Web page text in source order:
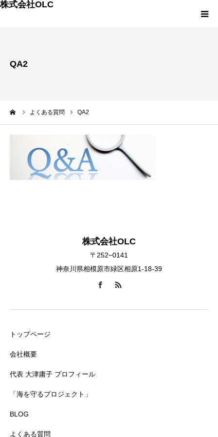
株式会社OLC
QA2
よくある質問 QA2
株式会社OLC
〒252−0141
神奈川県相模原市緑区相原1-18-39
トップページ
会社概要
代表 大津庸子 プロフィール
「海を守るプロジェクト」
BLOG
よくある質問
スモールM&Aの詳細
OLCの次世代プロジェクト
OLCのプランと料金